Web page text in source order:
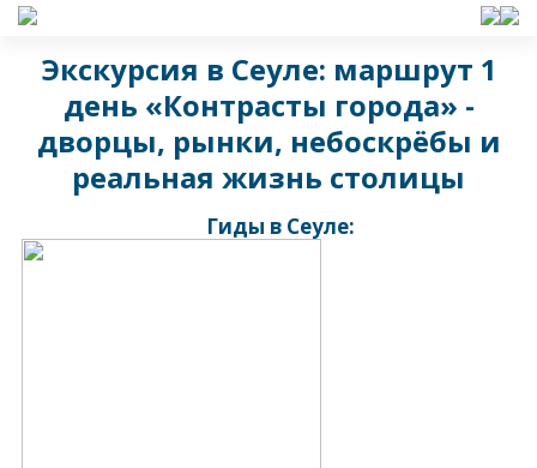
Экскурсия в Сеуле: маршрут 1
день «Контрасты города» -
дворцы, рынки, небоскрёбы и
реальная жизнь столицы
Гиды в Сеуле: